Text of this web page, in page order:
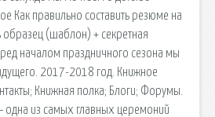
Как правильно составить резюме на
образец (шаблон) + секретная
началом праздничного сезона мы
2017-2018 год. Книжное
Книжная полка; Блоги; Форумы.
из самых главных церемоний